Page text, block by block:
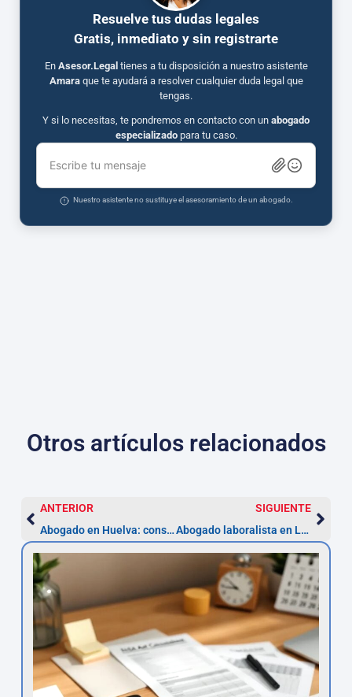
Resuelve tus dudas legales
Gratis, inmediato y sin registrarte
En Asesor.Legal tienes a tu disposición a nuestro asistente
Amaraque te ayudará a resolver cualquier duda legal que
tengas.
Y si lo necesitas, te pondremos en contacto con un abogado
especializadopara tu caso.
Escribe tu mensaje
Nuestro asistente no sustituye el asesoramiento de un abogado.
Otros artículos relacionados
ANTERIOR
Abogado en Huelva: constitución de Sociedad Limitada
SIGUIENTE
Abogado laboralista en León tras un despido